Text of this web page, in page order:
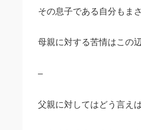
その息子である自分もま
母親に対する苦情はこの
–
父親に対してはどう言え